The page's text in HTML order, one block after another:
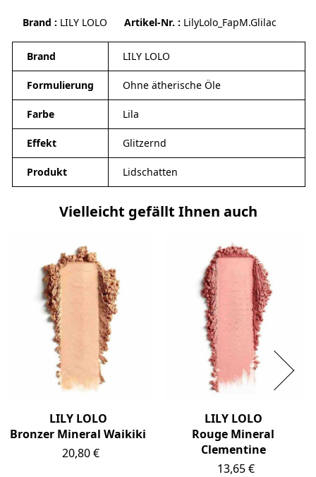
Brand LILY LOLO Artikel-Nr. LilyLolo_FapM.Glilac
Brand LILY LOLO
Formulierung Ohne ätherische Öle
Farbe Lila
Effekt Glitzernd
Produkt Lidschatten
Vielleicht gefällt Ihnen auch
LILY LOLO
Bronzer Mineral Waikiki
Preis
20,80 €
LILY LOLO
Rouge Mineral
Clementine
Preis
13,65 €